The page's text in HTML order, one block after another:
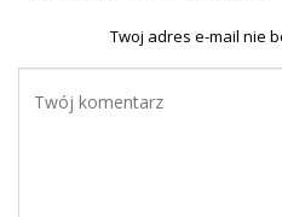
Twoj adres e-mail nie